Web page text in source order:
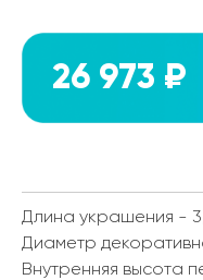
26 973 ₽
Длина украшения -
Диаметр
Внутренняя высота